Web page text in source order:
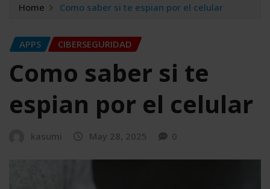
Home Como saber si te espian por el celular
APPS CIBERSEGURIDAD
Como saber si te
espian por el celular
kasumi May 28, 2025 0